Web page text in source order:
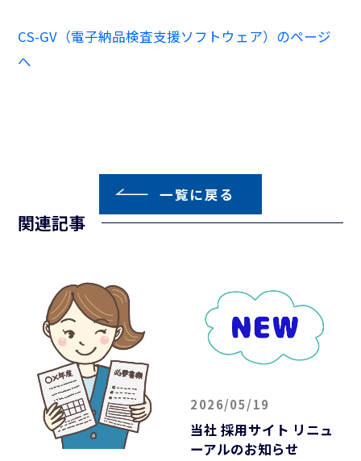
CS-GV（電子納品検査支援ソフトウェア）のページ
へ
一覧に戻る
関連記事
2026/05/19
当社 採用サイト リニュ
ーアルのお知らせ